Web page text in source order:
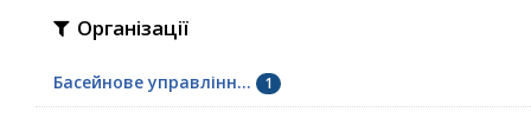
Організації
Басейнове управлінн... 1